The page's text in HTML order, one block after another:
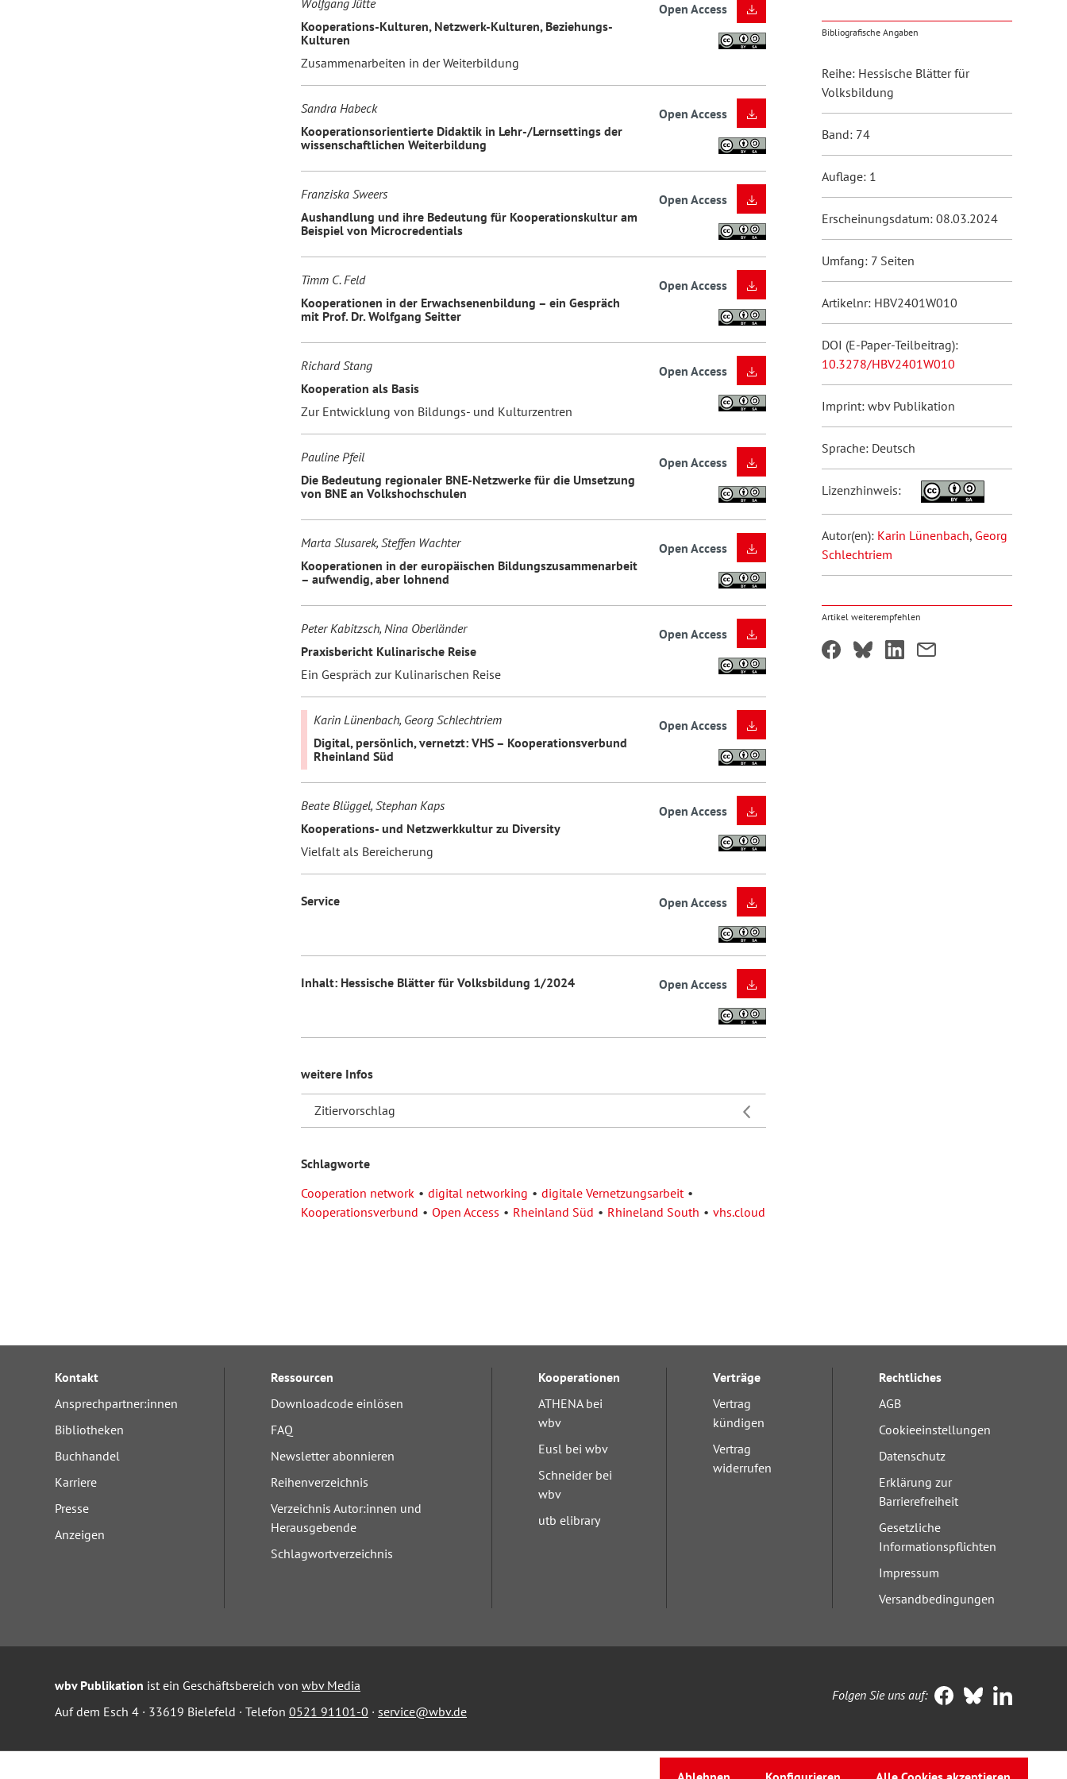
Wolfgang Jütte
Kooperations-Kulturen, Netzwerk-Kulturen, Beziehungs-
Kulturen
Zusammenarbeiten in der Weiterbildung
Open Access
Sandra Habeck
Kooperationsorientierte Didaktik in Lehr-/Lernsettings der
wissenschaftlichen Weiterbildung
Open Access
Franziska Sweers
Aushandlung und ihre Bedeutung für Kooperationskultur am
Beispiel von Microcredentials
Open Access
Timm C. Feld
Kooperationen in der Erwachsenenbildung – ein Gespräch
mit Prof. Dr. Wolfgang Seitter
Open Access
Richard Stang
Kooperation als Basis
Zur Entwicklung von Bildungs- und Kulturzentren
Open Access
Pauline Pfeil
Die Bedeutung regionaler BNE-Netzwerke für die Umsetzung
von BNE an Volkshochschulen
Open Access
Marta Slusarek, Steffen Wachter
Kooperationen in der europäischen Bildungszusammenarbeit
– aufwendig, aber lohnend
Open Access
Peter Kabitzsch, Nina Oberländer
Praxisbericht Kulinarische Reise
Ein Gespräch zur Kulinarischen Reise
Open Access
Karin Lünenbach, Georg Schlechtriem
Digital, persönlich, vernetzt: VHS – Kooperationsverbund
Rheinland Süd
Open Access
Beate Blüggel, Stephan Kaps
Kooperations- und Netzwerkkultur zu Diversity
Vielfalt als Bereicherung
Open Access
Service Open Access
Inhalt: Hessische Blätter für Volksbildung 1/2024 Open Access
weitere Infos
Zitiervorschlag
Schlagworte
Cooperation network
digital networking
digitale Vernetzungsarbeit
Kooperationsverbund
Open Access Rheinland Süd Rhineland South vhs.cloud
Bibliografische Angaben
Reihe: Hessische Blätter für
Volksbildung
Band: 74
Auflage: 1
Erscheinungsdatum: 08.03.2024
Umfang: 7 Seiten
Artikelnr: HBV2401W010
DOI (E-Paper-Teilbeitrag):
10.3278/HBV2401W010
Imprint: wbv Publikation
Sprache: Deutsch
Lizenzhinweis:
Autor(en): Karin Lünenbach, Georg
Schlechtriem
Artikel weiterempfehlen
Kontakt
Ansprechpartner:innen
Bibliotheken
Buchhandel
Karriere
Presse
Anzeigen
Ressourcen
Downloadcode einlösen
FAQ
Newsletter abonnieren
Reihenverzeichnis
Verzeichnis Autor:innen und
Herausgebende
Schlagwortverzeichnis
Kooperationen
ATHENA bei
wbv
Eusl bei wbv
Schneider bei
wbv
utb elibrary
Verträge
Vertrag
kündigen
Vertrag
widerrufen
Rechtliches
AGB
Cookieeinstellungen
Datenschutz
Erklärung zur
Barrierefreiheit
Gesetzliche
Informationspflichten
Impressum
Versandbedingungen
wbv Publikation ist ein Geschäftsbereich von wbv Media
Auf dem Esch 4 · 33619 Bielefeld · Telefon 0521 91101-0 · service@wbv.de
Folgen Sie uns auf: